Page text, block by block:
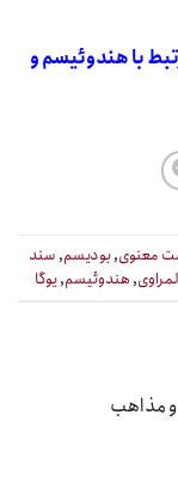
با هندوئیسم و
معنوی,بودیسم,سند
,هندوئیسم,یوگا
و مذاهب